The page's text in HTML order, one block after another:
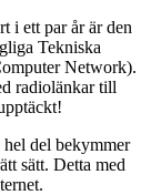
i ett par år är den
Tekniska
Network).
radiolänkar till
del bekymmer
sätt. Detta med